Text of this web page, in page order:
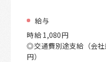
給与
時給 1,080円
◎交通費別途支給（会
円）